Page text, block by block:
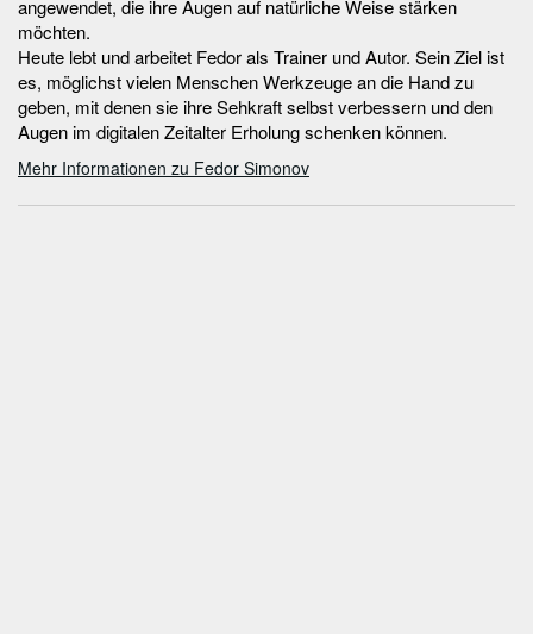
angewendet, die ihre Augen auf natürliche Weise stärken
möchten.
Heute lebt und arbeitet Fedor als Trainer und Autor. Sein Ziel ist
es, möglichst vielen Menschen Werkzeuge an die Hand zu
geben, mit denen sie ihre Sehkraft selbst verbessern und den
Augen im digitalen Zeitalter Erholung schenken können.
Mehr Informationen zu Fedor Simonov